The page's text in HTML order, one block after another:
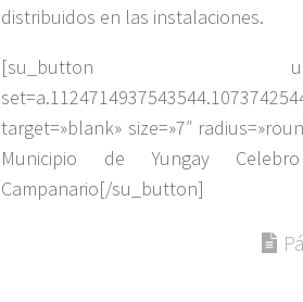
distribuidos en las instalaciones.
[su_button url=»https://
target=»blank» size=»7″
Municipio de Yungay
Campanario[/su_button]